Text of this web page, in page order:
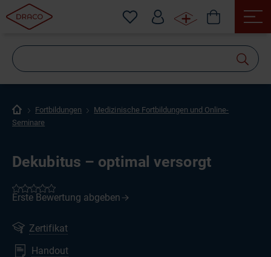
Fortbildungen
Medizinische Fortbildungen und Online-
Seminare
Dekubitus – optimal versorgt
Zertifikat
Handout
suchen